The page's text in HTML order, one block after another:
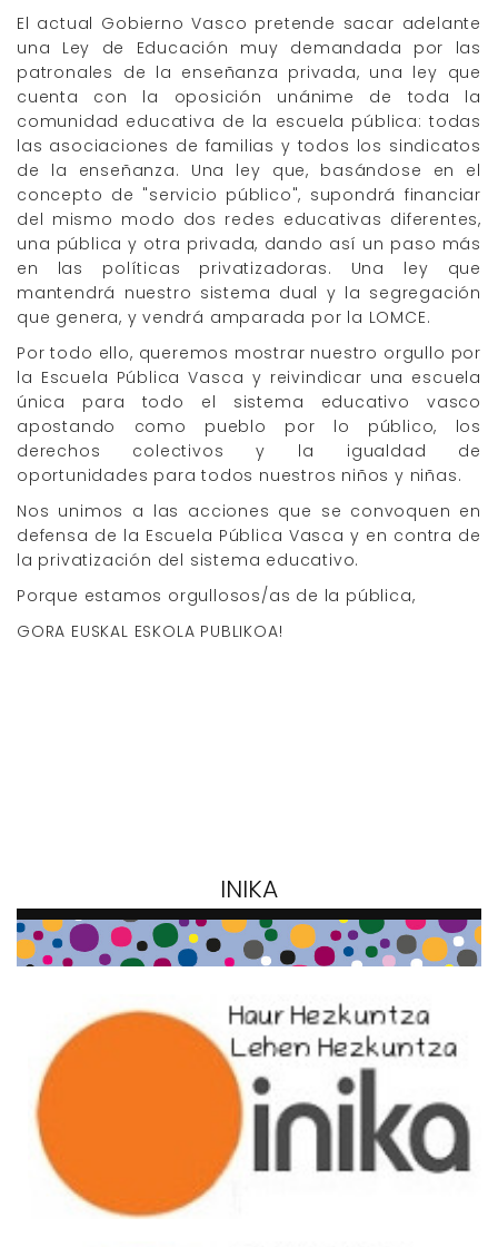
El actual Gobierno Vasco pretende sacar adelante
una Ley de Educación muy demandada por las
patronales de la enseñanza privada, una ley que
cuenta con la oposición unánime de toda la
comunidad educativa de la escuela pública: todas
las asociaciones de familias y todos los sindicatos
de la enseñanza. Una ley que, basándose en el
concepto de "servicio público", supondrá financiar
del mismo modo dos redes educativas diferentes,
una pública y otra privada, dando así un paso más
en las políticas privatizadoras. Una ley que
mantendrá nuestro sistema dual y la segregación
que genera, y vendrá amparada por la LOMCE.
Por todo ello, queremos mostrar nuestro orgullo por
la Escuela Pública Vasca y reivindicar una escuela
única para todo el sistema educativo vasco
apostando como pueblo por lo público, los
derechos colectivos y la igualdad de
oportunidades para todos nuestros niños y niñas.
Nos unimos a las acciones que se convoquen en
defensa de la Escuela Pública Vasca y en contra de
la privatización del sistema educativo.
Porque estamos orgullosos/as de la pública,
GORA EUSKAL ESKOLA PUBLIKOA!
INIKA